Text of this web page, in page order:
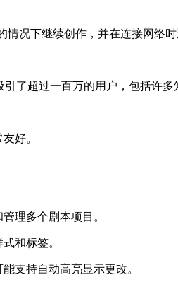
况下继续创作，并在连接网络时
了超过一百万的用户，包括许多
好。
理多个剧本项目。
和标签。
支持自动高亮显示更改。